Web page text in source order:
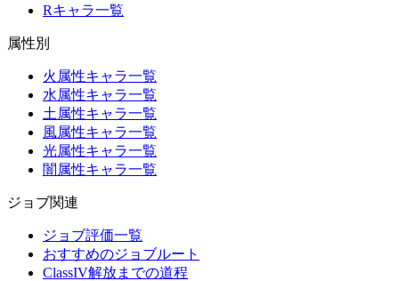
Rキャラ一覧
属性別
火属性キャラ一覧
水属性キャラ一覧
土属性キャラ一覧
風属性キャラ一覧
光属性キャラ一覧
闇属性キャラ一覧
ジョブ関連
ジョブ評価一覧
おすすめのジョブルート
ClassIV解放までの道程